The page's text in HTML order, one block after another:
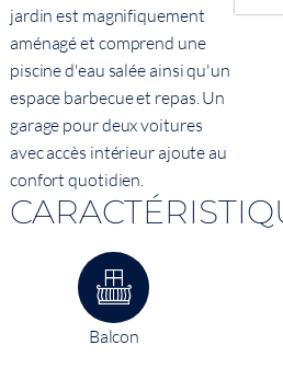
jardin est magnifiquement
aménagé et comprend une
piscine d'eau salée ainsi qu'un
espace barbecue et repas. Un
garage pour deux voitures
avec accès intérieur ajoute au
confort quotidien.
Balcon